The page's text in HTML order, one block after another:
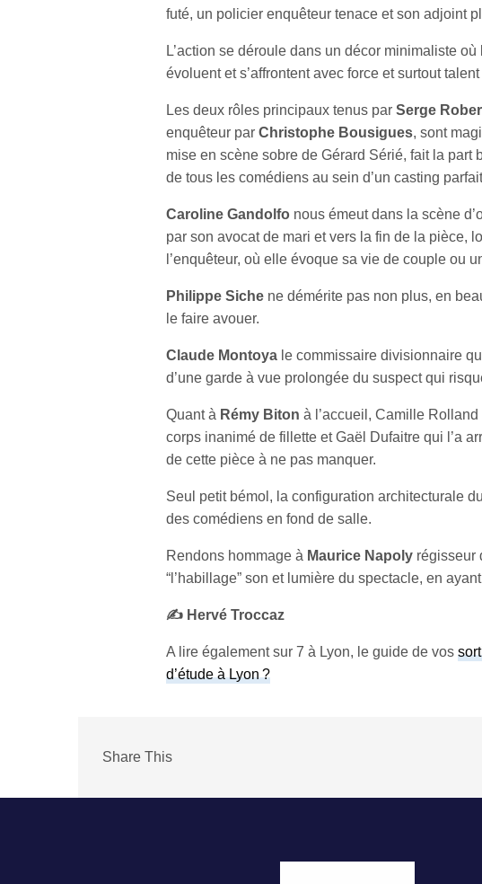
futé, un policier enquêteur tenace et son adjoint
L’action se déroule dans un décor minimaliste
évoluent et s’affrontent avec force et surtout
Les deux rôles principaux tenus parSerge
enquêteur parChristophe Bousigues, sont
mise en scène sobre de Gérard Sérié, fait la part
de tous les comédiens au sein d’un casting
Caroline Gandolfo nous émeut dans la scène
par son avocat de mari et vers la fin de la pièce,
l’enquêteur, où elle évoque sa vie de couple ou
Philippe Siche ne démérite pas non plus, en
le faire avouer.
Claude Montoya le commissaire divisionnaire
d’une garde à vue prolongée du suspect qui
Quant à Rémy Bitonà l’accueil, Camille
corps inanimé de fillette et Gaël Dufaitre qui l’a
de cette pièce à ne pas manquer.
Seul petit bémol, la configuration architecturale
des comédiens en fond de salle.
Rendons hommage à Maurice Napoly régisseur
“l’habillage” son et lumière du spectacle, en
✍️ Hervé Troccaz
A lire également sur 7 à Lyon, le guide de vos
d’étude à Lyon ?
Share This